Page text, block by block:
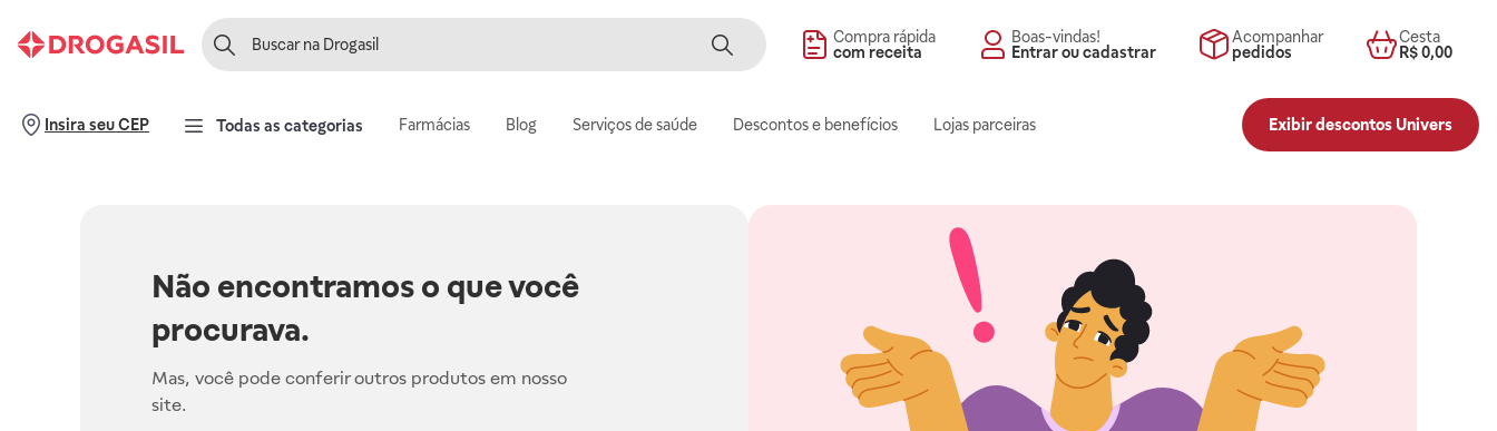
Compra rápida
com receita
Boas-vindas!
Entrar ou cadastrar
Acompanhar
pedidos
Cesta
R$ 0,00
Insira seu CEP Todas as categorias Farmácias Blog Serviços de saúde Descontos e benefícios Lojas parceiras Exibir descontos Univers
Não encontramos o que você
procurava.
Mas, você pode conferir outros produtos em nosso
site.